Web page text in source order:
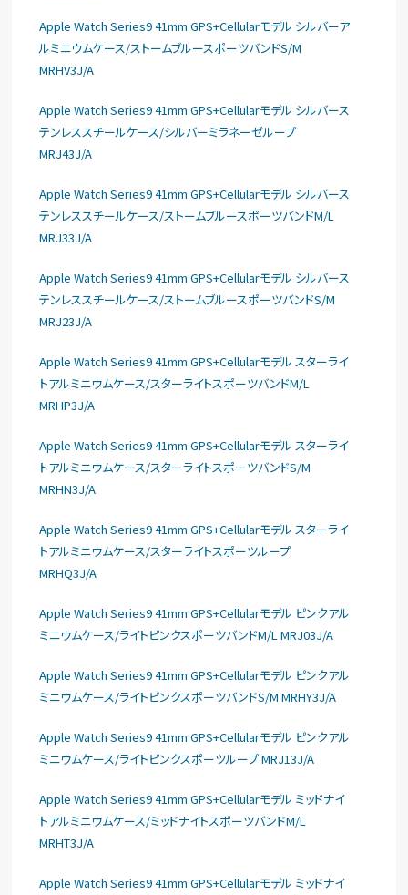
Apple Watch Series9 41mm GPS+Cellularモデル シルバーア
ルミニウムケース/ストームブルースポーツバンドS/M
MRHV3J/A
Apple Watch Series9 41mm GPS+Cellularモデル シルバース
テンレススチールケース/シルバーミラネーゼループ
MRJ43J/A
Apple Watch Series9 41mm GPS+Cellularモデル シルバース
テンレススチールケース/ストームブルースポーツバンドM/L
MRJ33J/A
Apple Watch Series9 41mm GPS+Cellularモデル シルバース
テンレススチールケース/ストームブルースポーツバンドS/M
MRJ23J/A
Apple Watch Series9 41mm GPS+Cellularモデル スターライ
トアルミニウムケース/スターライトスポーツバンドM/L
MRHP3J/A
Apple Watch Series9 41mm GPS+Cellularモデル スターライ
トアルミニウムケース/スターライトスポーツバンドS/M
MRHN3J/A
Apple Watch Series9 41mm GPS+Cellularモデル スターライ
トアルミニウムケース/スターライトスポーツループ
MRHQ3J/A
Apple Watch Series9 41mm GPS+Cellularモデル ピンクアル
ミニウムケース/ライトピンクスポーツバンドM/L MRJ03J/A
Apple Watch Series9 41mm GPS+Cellularモデル ピンクアル
ミニウムケース/ライトピンクスポーツバンドS/M MRHY3J/A
Apple Watch Series9 41mm GPS+Cellularモデル ピンクアル
ミニウムケース/ライトピンクスポーツループ MRJ13J/A
Apple Watch Series9 41mm GPS+Cellularモデル ミッドナイ
トアルミニウムケース/ミッドナイトスポーツバンドM/L
MRHT3J/A
Apple Watch Series9 41mm GPS+Cellularモデル ミッドナイ